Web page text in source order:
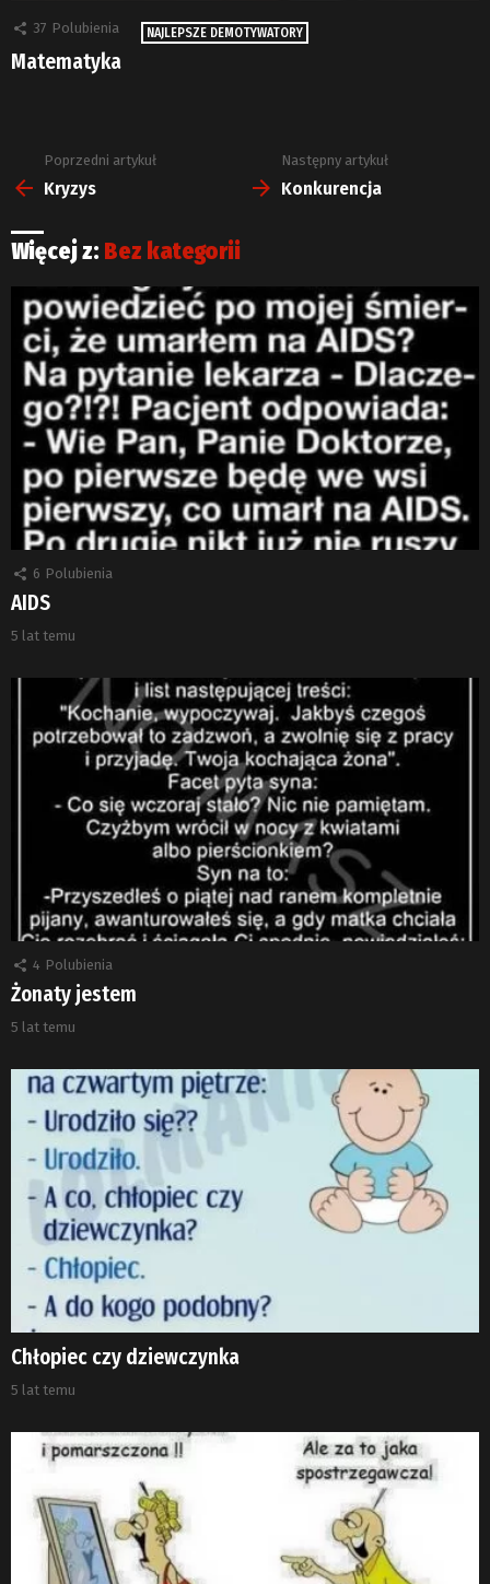
37 Polubienia NAJLEPSZE DEMOTYWATORY
Matematyka
Zobacz
więcej
Poprzedni artykuł
Kryzys
Następny artykuł
Konkurencja
Więcej z: Bez kategorii
6 Polubienia
AIDS
5 lat temu
4 Polubienia
Żonaty jestem
5 lat temu
Chłopiec czy dziewczynka
5 lat temu